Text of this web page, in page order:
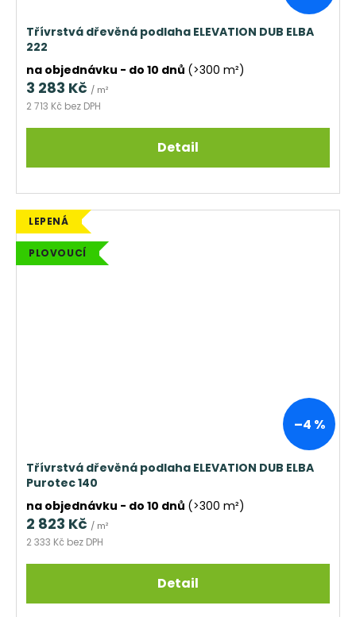
Třívrstvá dřevěná podlaha ELEVATION DUB ELBA
222
na objednávku - do 10 dnů (>300 m²)
2 713 Kč bez DPH
3 283 Kč / m²
Detail
LEPENÁ
PLOVOUCÍ
–4 %
Třívrstvá dřevěná podlaha ELEVATION DUB ELBA
Purotec 140
na objednávku - do 10 dnů (>300 m²)
2 333 Kč bez DPH
2 823 Kč / m²
Detail